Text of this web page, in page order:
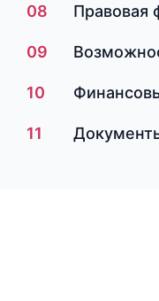
08 Правовая
09
10
11